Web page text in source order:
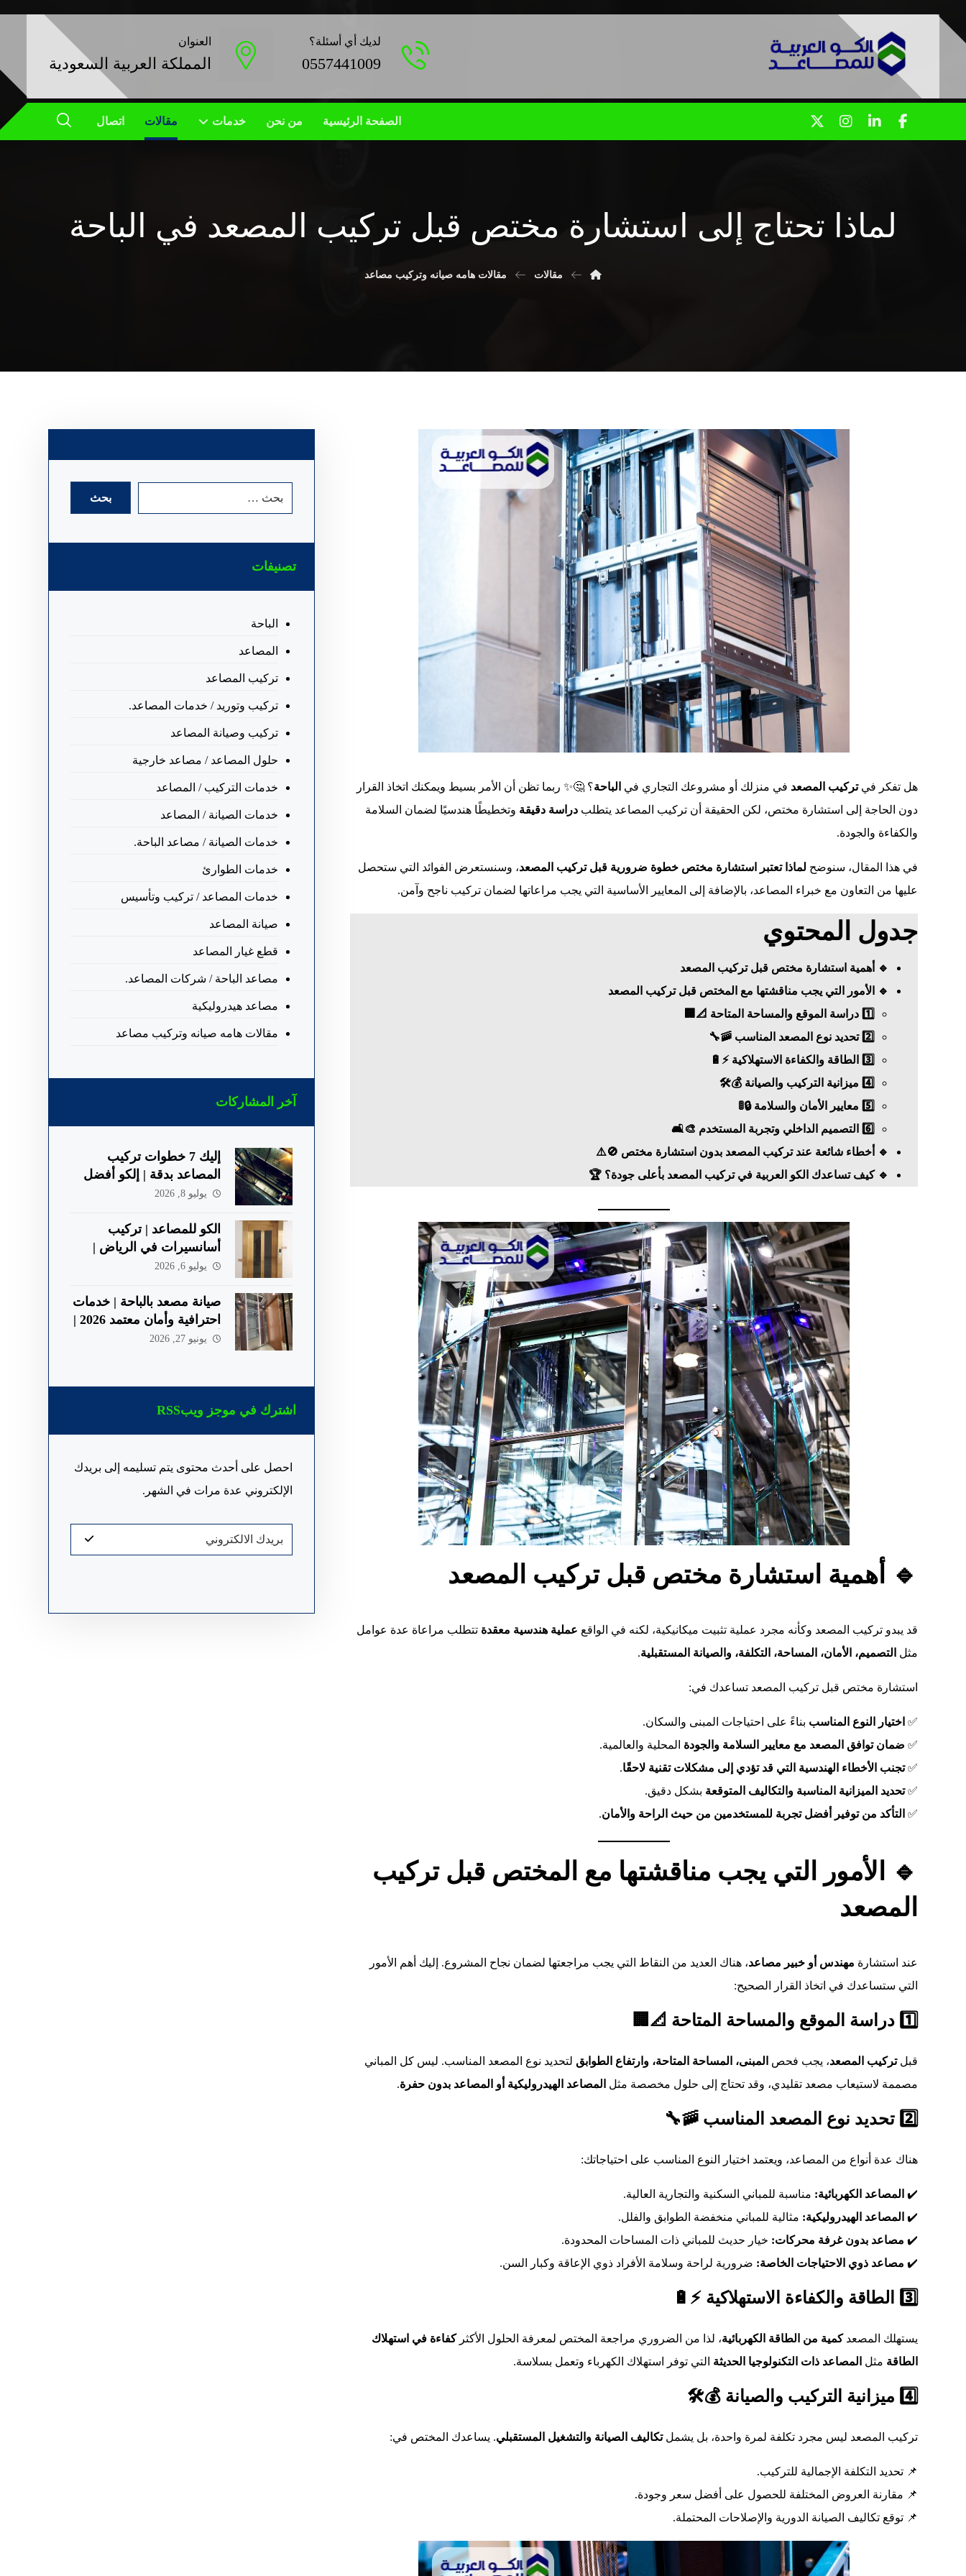
العنوان
المملكة العربية السعودية
لديك أي أسئلة؟
0557441009
الصفحة الرئيسية من نحن خدمات مقالات اتصال
لماذا تحتاج إلى استشارة مختص قبل تركيب المصعد في الباحة
مقالات مقالات هامه صيانه وتركيب مصاعد
هل تفكر فيتركيب المصعد في منزلك أو مشروعك التجاري في الباحة؟ 🤔✨ ربما تظن أن الأمر بسيط ويمكنك اتخاذ القرار
دون الحاجة إلى استشارة مختص، لكن الحقيقة أن تركيب المصاعد يتطلبدراسة دقيقة وتخطيطًا هندسيًا لضمان السلامة
والكفاءة والجودة.
في هذا المقال، سنوضح لماذا تعتبر استشارة مختص خطوة ضرورية قبل تركيب المصعد، وسنستعرض الفوائد التي ستحصل
عليها من التعاون مع خبراء المصاعد، بالإضافة إلى المعايير الأساسية التي يجب مراعاتها لضمان تركيب ناجح وآمن.
جدول المحتوي
🔹 أهمية استشارة مختص قبل تركيب المصعد
🔹 الأمور التي يجب مناقشتها مع المختص قبل تركيب المصعد
1️⃣ دراسة الموقع والمساحة المتاحة 📐🏢
2️⃣ تحديد نوع المصعد المناسب 🚠🔧
3️⃣ الطاقة والكفاءة الاستهلاكية ⚡🔋
4️⃣ ميزانية التركيب والصيانة 💰🛠️
5️⃣ معايير الأمان والسلامة 🔒🚦
6️⃣ التصميم الداخلي وتجربة المستخدم 🎨🛋️
🔹 أخطاء شائعة عند تركيب المصعد بدون استشارة مختص 🚫⚠️
🔹 كيف تساعدك الكو العربية في تركيب المصعد بأعلى جودة؟ 🏆
🔹 أهمية استشارة مختص قبل تركيب المصعد
قد يبدو تركيب المصعد وكأنه مجرد عملية تثبيت ميكانيكية، لكنه في الواقع عملية هندسية معقدة تتطلب مراعاة عدة عوامل
مثل التصميم، الأمان، المساحة، التكلفة، والصيانة المستقبلية.
استشارة مختص قبل تركيب المصعد تساعدك في:
✅ اختيار النوع المناسب بناءً على احتياجات المبنى والسكان.
✅ ضمان توافق المصعد مع معايير السلامة والجودة المحلية والعالمية.
✅تجنب الأخطاء الهندسية التي قد تؤدي إلى مشكلات تقنية لاحقًا.
✅تحديد الميزانية المناسبة والتكاليف المتوقعة بشكل دقيق.
✅ التأكد من توفير أفضل تجربة للمستخدمين من حيث الراحة والأمان.
🔹 الأمور التي يجب مناقشتها مع المختص قبل تركيب
المصعد
عند استشارة مهندس أو خبير مصاعد، هناك العديد من النقاط التي يجب مراجعتها لضمان نجاح المشروع. إليك أهم الأمور
التي ستساعدك في اتخاذ القرار الصحيح:
1️⃣ دراسة الموقع والمساحة المتاحة 📐🏢
قبلتركيب المصعد، يجب فحص المبنى، المساحة المتاحة، وارتفاع الطوابق لتحديد نوع المصعد المناسب. ليس كل المباني
مصممة لاستيعاب مصعد تقليدي، وقد تحتاج إلى حلول مخصصة مثل المصاعد الهيدروليكية أو المصاعد بدون حفرة.
2️⃣ تحديد نوع المصعد المناسب 🚠🔧
هناك عدة أنواع من المصاعد، ويعتمد اختيار النوع المناسب على احتياجاتك:
✔️ المصاعد الكهربائية: مناسبة للمباني السكنية والتجارية العالية.
✔️ المصاعد الهيدروليكية: مثالية للمباني منخفضة الطوابق والفلل.
✔️ مصاعد بدون غرفة محركات: خيار حديث للمباني ذات المساحات المحدودة.
✔️ مصاعد ذوي الاحتياجات الخاصة: ضرورية لراحة وسلامة الأفراد ذوي الإعاقة وكبار السن.
3️⃣ الطاقة والكفاءة الاستهلاكية ⚡🔋
يستهلك المصعدكمية من الطاقة الكهربائية، لذا من الضروري مراجعة المختص لمعرفة الحلول الأكثركفاءة في استهلاك
الطاقة مثل المصاعد ذات التكنولوجيا الحديثة التي توفر استهلاك الكهرباء وتعمل بسلاسة.
4️⃣ ميزانية التركيب والصيانة 💰🛠️
تركيب المصعد ليس مجرد تكلفة لمرة واحدة، بل يشملتكاليف الصيانة والتشغيل المستقبلي. يساعدك المختص في:
📌 تحديد التكلفة الإجمالية للتركيب.
📌 مقارنة العروض المختلفة للحصول على أفضل سعر وجودة.
📌 توقع تكاليف الصيانة الدورية والإصلاحات المحتملة.
تصنيفات
الباحة
المصاعد
تركيب المصاعد
تركيب وتوريد / خدمات المصاعد.
تركيب وصيانة المصاعد
حلول المصاعد / مصاعد خارجية
خدمات التركيب / المصاعد
خدمات الصيانة / المصاعد
خدمات الصيانة / مصاعد الباحة.
خدمات الطوارئ
خدمات المصاعد / تركيب وتأسيس
صيانة المصاعد
قطع غيار المصاعد
مصاعد الباحة / شركات المصاعد.
مصاعد هيدروليكية
مقالات هامه صيانه وتركيب مصاعد
آخر المشاركات
إليك 7 خطوات تركيب
المصاعد بدقة | إلكو أفضل
شركة في الباحة
يوليو 8, 2026
الكو للمصاعد | تركيب
أسانسيرات في الرياض |
جودة وأمان 2026
يوليو 6, 2026
صيانة مصعد بالباحة | خدمات
احترافية وأمان معتمد 2026 |
ألكويونيو 27, 2026
اشترك في موجز ويبRSS
احصل على أحدث محتوى يتم تسليمه إلى بريدك
الإلكتروني عدة مرات في الشهر.